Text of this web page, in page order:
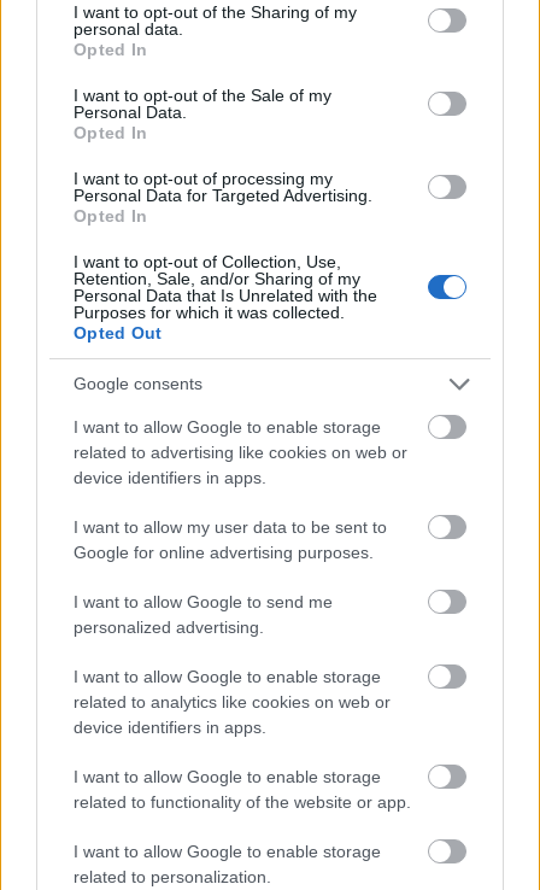
not limited to your visit or usage behaviour. You may click to
grant or deny consent to Google and its third-party tags to
use your data for below specified purposes in below Google
consent section.
I want to opt-out of the Sharing of my
personal data.
Opted In
I want to opt-out of the Sale of my
Personal Data.
Opted In
I want to opt-out of processing my
Personal Data for Targeted Advertising.
Opted In
I want to opt-out of Collection, Use,
Retention, Sale, and/or Sharing of my
Personal Data that Is Unrelated with the
Purposes for which it was collected.
Opted Out
Google consents
I want to allow Google to enable storage
related to advertising like cookies on web or
device identifiers in apps.
I want to allow my user data to be sent to
Google for online advertising purposes.
I want to allow Google to send me
personalized advertising.
I want to allow Google to enable storage
related to analytics like cookies on web or
device identifiers in apps.
I want to allow Google to enable storage
related to functionality of the website or app.
I want to allow Google to enable storage
related to personalization.
Forrás:hvg.hu
Amerika Európa Zene Bob Dylan
POGÁNY INDULÓ MEGHÓDÍTJA EURÓPÁT - JÖN
ELSTARTOLT A MŰVÉSZETEK VÖLGYE